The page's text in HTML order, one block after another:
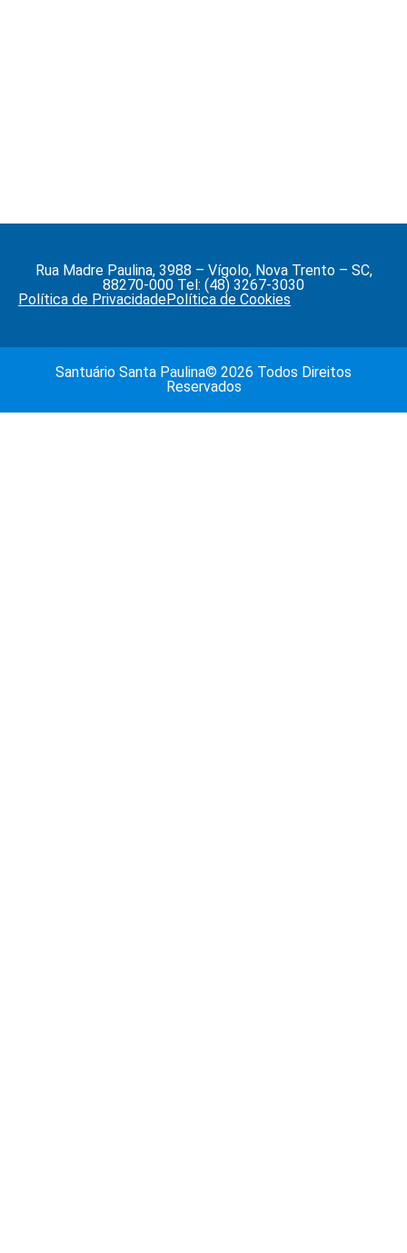
Rua Madre Paulina, 3988 – Vígolo, Nova Trento – SC,
88270-000 Tel: (48) 3267-3030
Política de PrivacidadePolítica de Cookies
Santuário Santa Paulina© 2026 Todos Direitos
Reservados